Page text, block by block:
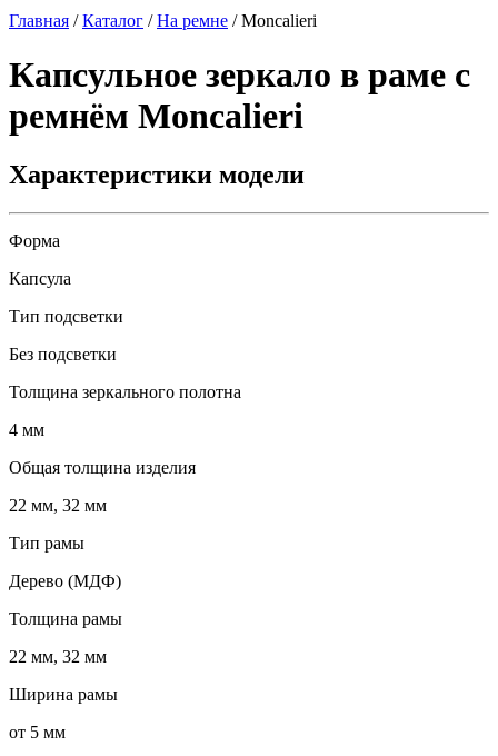
Главная /Каталог /На ремне /Moncalieri
Капсульное зеркало в раме с
ремнём Moncalieri
Характеристики модели
Форма
Капсула
Тип подсветки
Без подсветки
Толщина зеркального полотна
4 мм
Общая толщина изделия
22 мм, 32 мм
Тип рамы
Дерево (МДФ)
Толщина рамы
22 мм, 32 мм
Ширина рамы
от 5 мм